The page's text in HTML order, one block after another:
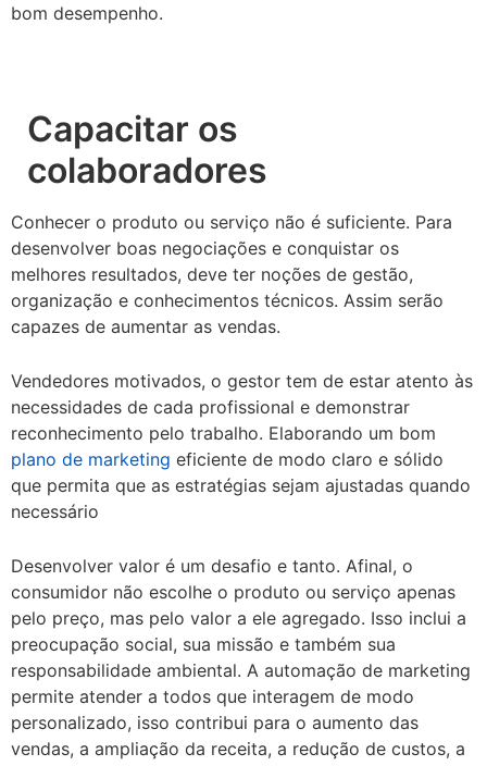
bom desempenho.
Capacitar os
colaboradores
Conhecer o produto ou serviço não é suficiente. Para
desenvolver boas negociações e conquistar os
melhores resultados, deve ter noções de gestão,
organização e conhecimentos técnicos. Assim serão
capazes de aumentar as vendas.
Vendedores motivados, o gestor tem de estar atento às
necessidades de cada profissional e demonstrar
reconhecimento pelo trabalho. Elaborando um bom
plano de marketing eficiente de modo claro e sólido
que permita que as estratégias sejam ajustadas quando
necessário
Desenvolver valor é um desafio e tanto. Afinal, o
consumidor não escolhe o produto ou serviço apenas
pelo preço, mas pelo valor a ele agregado. Isso inclui a
preocupação social, sua missão e também sua
responsabilidade ambiental. A automação de marketing
permite atender a todos que interagem de modo
personalizado, isso contribui para o aumento das
vendas, a ampliação da receita, a redução de custos, a